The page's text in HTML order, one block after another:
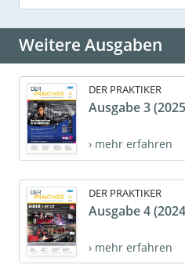
Weitere Ausgaben
DER PRAKTIKER
Ausgabe 3
› mehr erfahren
DER PRAKTIKER
Ausgabe 4
› mehr erfahren